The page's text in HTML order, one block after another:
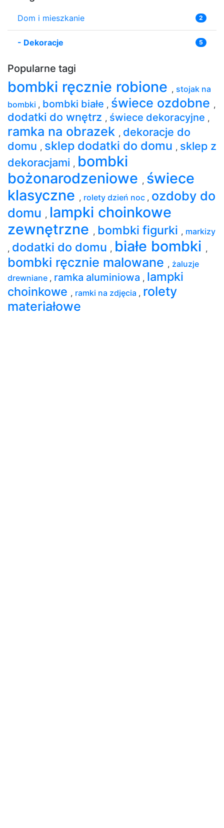
Dom i mieszkanie 2
- Dekoracje 5
Popularne tagi
bombki ręcznie robione , stojak na
bombki , bombki białe , świece ozdobne ,
dodatki do wnętrz , świece dekoracyjne ,
ramka na obrazek , dekoracje do
domu , sklep dodatki do domu , sklep z
dekoracjami , bombki
bożonarodzeniowe , świece
klasyczne , rolety dzień noc , ozdoby do
domu , lampki choinkowe
zewnętrzne , bombki figurki , markizy
, dodatki do domu , białe bombki ,
bombki ręcznie malowane , żaluzje
drewniane , ramka aluminiowa , lampki
choinkowe , ramki na zdjęcia , rolety
materiałowe